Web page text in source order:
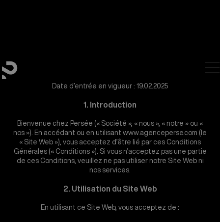
Date d’entrée en vigueur : 19.02.2025
1. Introduction
Bienvenue chez Persée (« Société », « nous », « notre » ou «
nos »). En accédant ou en utilisant www.agenceperse.com (le
« Site Web »), vous acceptez d’être lié par ces Conditions
Générales (« Conditions »). Si vous n’acceptez pas une partie
de ces Conditions, veuillez ne pas utiliser notre Site Web ni
nos services.
2. Utilisation du Site Web
En utilisant ce Site Web, vous acceptez de :